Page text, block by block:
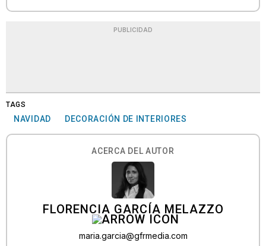
PUBLICIDAD
TAGS
NAVIDAD DECORACIÓN DE INTERIORES
ACERCA DEL AUTOR
FLORENCIA GARCÍA MELAZZO
maria.garcia@gfrmedia.com